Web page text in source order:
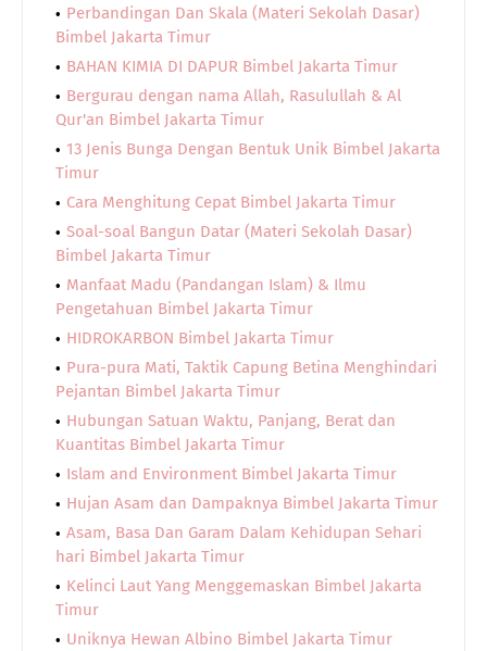
Perbandingan Dan Skala (Materi Sekolah Dasar)
Bimbel Jakarta Timur
BAHAN KIMIA DI DAPUR Bimbel Jakarta Timur
Bergurau dengan nama Allah, Rasulullah & Al
Qur'an Bimbel Jakarta Timur
13 Jenis Bunga Dengan Bentuk Unik Bimbel Jakarta
Timur
Cara Menghitung Cepat Bimbel Jakarta Timur
Soal-soal Bangun Datar (Materi Sekolah Dasar)
Bimbel Jakarta Timur
Manfaat Madu (Pandangan Islam) & Ilmu
Pengetahuan Bimbel Jakarta Timur
HIDROKARBON Bimbel Jakarta Timur
Pura-pura Mati, Taktik Capung Betina Menghindari
Pejantan Bimbel Jakarta Timur
Hubungan Satuan Waktu, Panjang, Berat dan
Kuantitas Bimbel Jakarta Timur
Islam and Environment Bimbel Jakarta Timur
Hujan Asam dan Dampaknya Bimbel Jakarta Timur
Asam, Basa Dan Garam Dalam Kehidupan Sehari
hari Bimbel Jakarta Timur
Kelinci Laut Yang Menggemaskan Bimbel Jakarta
Timur
Uniknya Hewan Albino Bimbel Jakarta Timur